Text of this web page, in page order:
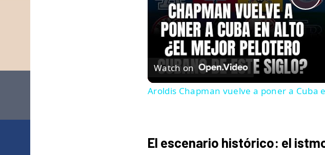
Watch on
Aroldis Chapman vuelve a poner a Cuba
El escenario histórico: el